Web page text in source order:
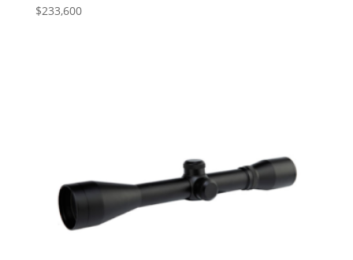
$233,600